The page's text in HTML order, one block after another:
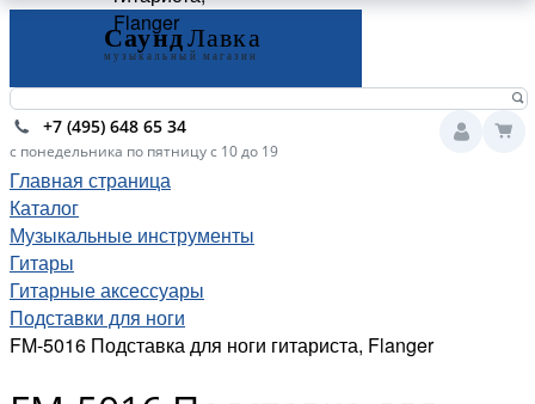
+7 (495) 648 65 34
с понедельника по пятницу с 10 до 19
Главная страница
Каталог
Музыкальные инструменты
Гитары
Гитарные аксессуары
Подставки для ноги
FM-5016 Подставка для ноги гитариста, Flanger
Flanger